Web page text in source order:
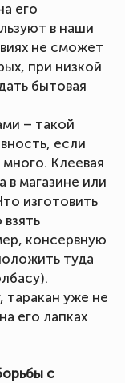
его
в наши
не сможет
при низкой
бытовая
– такой
если
Клеевая
магазине или
изготовить
консервную
туда
таракан уже не
его лапках
с